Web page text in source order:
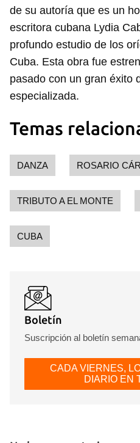
de su autoría que es un
escritora cubana Lydia
profundo estudio de los
Cuba. Esta obra fue
pasado con un gran éxito
especializada.
Temas
DANZA ROSARIO
TRIBUTO A EL MONTE
CUBA
Boletín
Suscripción al boletín
CADA VIERNES,
DIARIO EN